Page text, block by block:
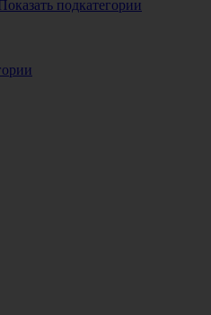
Показать подкатегории